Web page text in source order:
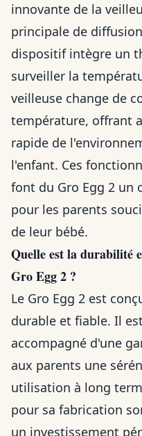
innovante de la
principale de
dispositif intègre un
surveiller la
veilleuse change de
température, offrant
rapide de
l'enfant. Ces
font du Gro Egg 2
pour les parents
de leur bébé.
Quelle est la durabilité
Gro Egg 2 ?
Le Gro Egg 2 est
durable et fiable. Il
accompagné d'une
aux parents une
utilisation à long
pour sa fabrication
un investissement